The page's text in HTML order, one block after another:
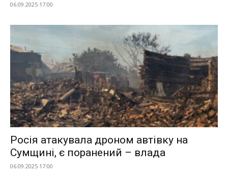
06.09.2025 17:00
Росія атакувала дроном автівку на
Сумщині, є поранений – влада
06.09.2025 17:00